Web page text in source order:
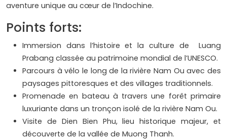
aventure unique au cœur de l’Indochine.
Points forts:
Immersion dans l’histoire et la culture de Luang
Prabang classée au patrimoine mondial de l’UNESCO.
Parcours à vélo le long de la rivière Nam Ou avec des
paysages pittoresques et des villages traditionnels.
Promenade en bateau à travers une forêt primaire
luxuriante dans un tronçon isolé de la rivière Nam Ou.
Visite de Dien Bien Phu, lieu historique majeur, et
découverte de la vallée de Muong Thanh.